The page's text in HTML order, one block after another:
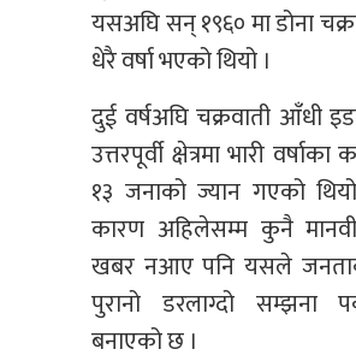
यसअघि सन् १९६० मा डोना
धेरै वर्षा भएको थियो ।
दुई वर्षअघि चक्रवाती आँधी
उत्तरपूर्वी क्षेत्रमा भारी
१३ जनाको ज्यान गएको
कारण अहिलेसम्म कुनै
खबर नआए पनि यसले
पुरानो डरलाग्दो सम्झना
बनाएको छ ।